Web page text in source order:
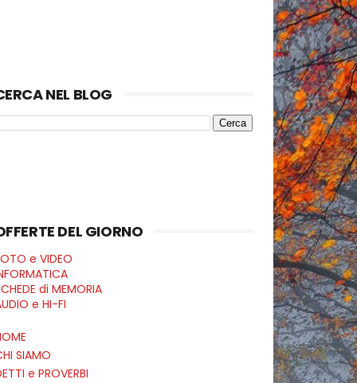
NEL BLOG
DEL GIORNO
e VIDEO
di MEMORIA
e HI-FI
SIAMO
e PROVERBI